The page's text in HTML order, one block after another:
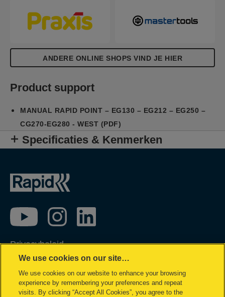
ANDERE ONLINE SHOPS VIND JE HIER
Product support
MANUAL RAPID POINT – EG130 – EG212 – EG250 –
CG270-EG280 - WEST (PDF)
Specificaties & Kenmerken
Privacybeleid
Cookie policy
Inzage in mijn gegevens
Conformiteitsverklaringen
We use cookies on our site…
We use cookies on our website to enhance your browsing
experience by remembering your preferences and repeat
visits. By clicking “Accept All Cookies”, you agree to the